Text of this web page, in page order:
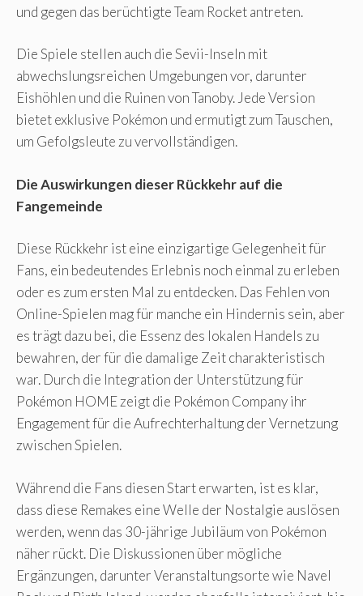
und gegen das berüchtigte Team Rocket antreten.
Die Spiele stellen auch die Sevii-Inseln mit
abwechslungsreichen Umgebungen vor, darunter
Eishöhlen und die Ruinen von Tanoby. Jede Version
bietet exklusive Pokémon und ermutigt zum Tauschen,
um Gefolgsleute zu vervollständigen.
Die Auswirkungen dieser Rückkehr auf die
Fangemeinde
Diese Rückkehr ist eine einzigartige Gelegenheit für
Fans, ein bedeutendes Erlebnis noch einmal zu erleben
oder es zum ersten Mal zu entdecken. Das Fehlen von
Online-Spielen mag für manche ein Hindernis sein, aber
es trägt dazu bei, die Essenz des lokalen Handels zu
bewahren, der für die damalige Zeit charakteristisch
war. Durch die Integration der Unterstützung für
Pokémon HOME zeigt die Pokémon Company ihr
Engagement für die Aufrechterhaltung der Vernetzung
zwischen Spielen.
Während die Fans diesen Start erwarten, ist es klar,
dass diese Remakes eine Welle der Nostalgie auslösen
werden, wenn das 30-jährige Jubiläum von Pokémon
näher rückt. Die Diskussionen über mögliche
Ergänzungen, darunter Veranstaltungsorte wie Navel